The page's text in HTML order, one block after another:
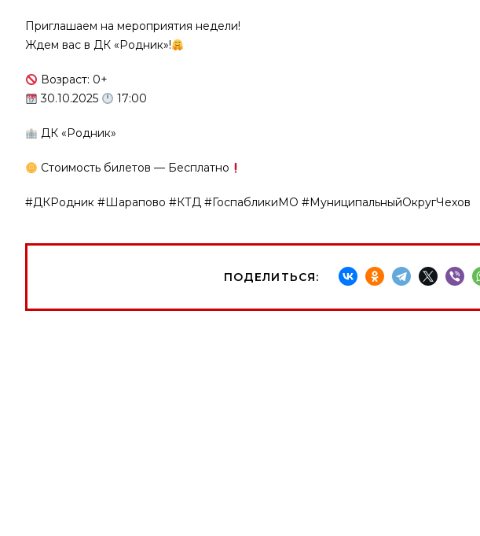
Приглашаем на мероприятия недели!
Ждем вас в ДК «Родник»!
Возраст: 0+
30.10.2025
17:00
ДК «Родник»
Стоимость билетов — Бесплатно
#ДКРодник #Шарапово #КТД #ГоспабликиМО #МуниципальныйОкругЧехов
ПОДЕЛИТЬСЯ: